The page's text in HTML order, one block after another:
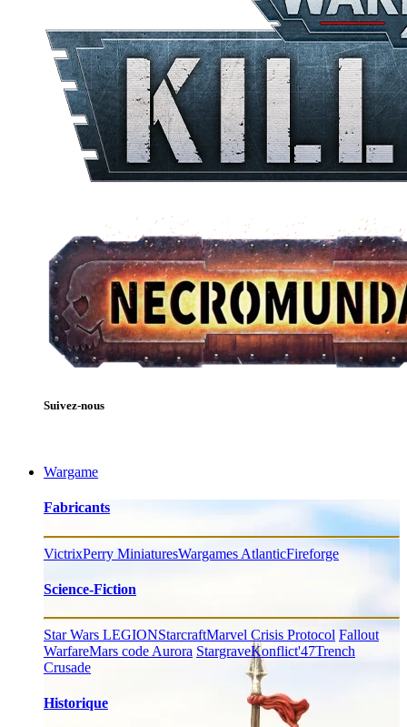
Suivez-nous
Wargame
Fabricants
VictrixPerry MiniaturesWargames AtlanticFireforge
Science-Fiction
Star Wars LEGIONStarcraftMarvel Crisis Protocol Fallout
WarfareMars code Aurora StargraveKonflict'47Trench
Crusade
Historique